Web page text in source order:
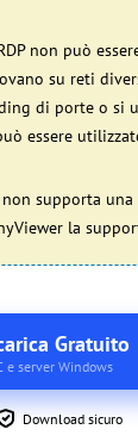
non può
su reti
di porte o si
essere
non supporta
la
Gratuito
e server Windows
Download sicuro